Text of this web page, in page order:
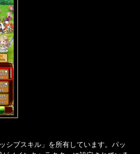
シブスキル」を所有しています。パッ